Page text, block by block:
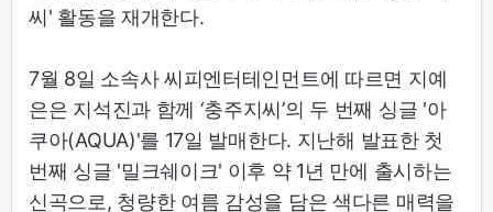
씨' 활동을 재개한다.
7월 8일 소속사 씨피엔터테인먼트에 따르면 지예
은은 지석진과 함께 ‘충주지씨’의 두 번째 싱글 '아
쿠아(AQUA)'를 17일 발매한다. 지난해 발표한 첫
번째 싱글 '밀크쉐이크' 이후 약 1년 만에 출시하는
신곡으로, 청량한 여름 감성을 담은 색다른 매력을